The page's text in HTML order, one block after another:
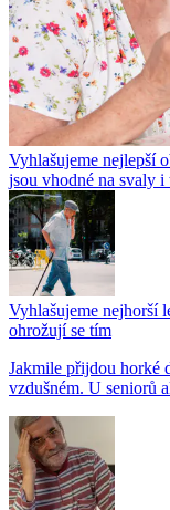
Vyhlašujeme nejlepší
jsou vhodné na svaly i
Vyhlašujeme nejhorší
ohrožují se tím
Jakmile přijdou horké
vzdušném. U seniorů